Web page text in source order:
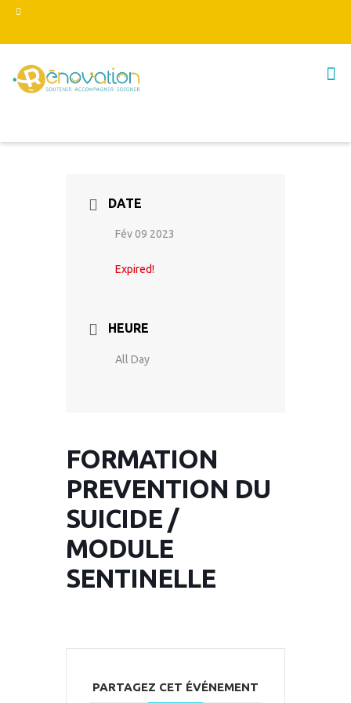
DATE
Fév 09 2023
Expired!
HEURE
All Day
FORMATION
PREVENTION DU
SUICIDE /
MODULE
SENTINELLE
PARTAGEZ CET ÉVÉNEMENT